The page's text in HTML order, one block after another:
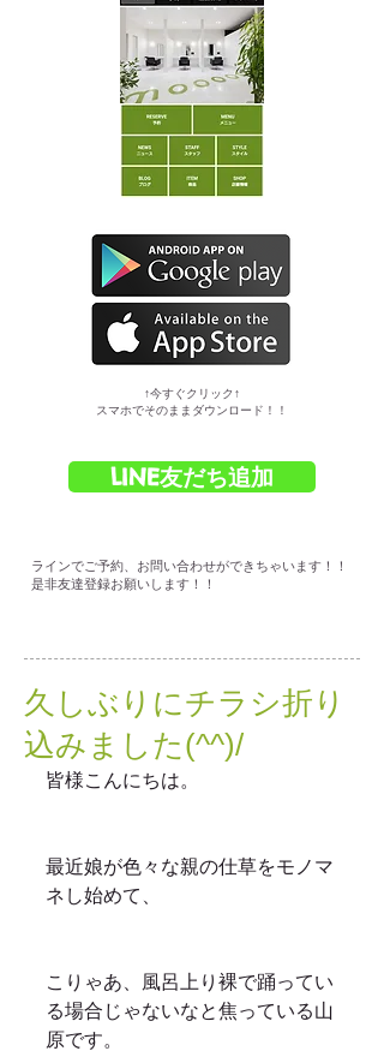
​↑今すぐクリック↑
スマホでそのままダウンロード！！
LINE友だち追加
ラインでご予約、お問い合わせができちゃいます！！
是非友達登録お願いします！！
久しぶりにチラシ折り
込みました(^^)/
皆様こんにちは。
最近娘が色々な親の仕草をモノマ
ネし始めて、
こりゃあ、風呂上り裸で踊ってい
る場合じゃないなと焦っている山
原です。